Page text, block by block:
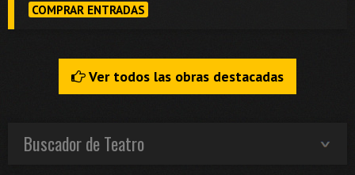
COMPRAR ENTRADAS
Ver todos las obras destacadas
Buscador de Teatro